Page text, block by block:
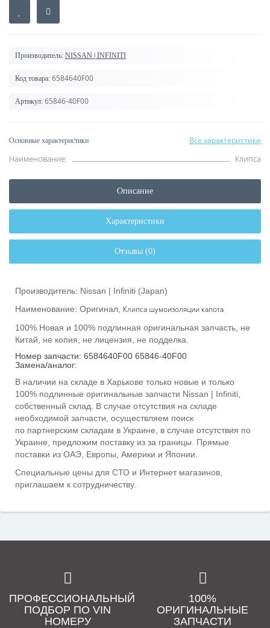
Производитель: NISSAN | INFINITI
Код товара: 6584640F00
Артикул: 65846-40F00
Основные характеристики Все характеристики
Наименование: Клипса
Описание
Характеристики
Отзывы (0)
Производитель: Nissan | Infiniti (Japan)
Наименование: Оригинал, Клипса шумоизоляции капота
100% Новая и 100% подлинная оригинальная запчасть, не
Китай, не копия, не лицензия, не подделка.
Номер запчасти: 6584640F00 65846-40F00
Замена/аналог:
В наличии на складе в Харькове только новые и только
100% подлинные оригинальные запчасти Nissan | Infiniti,
собственный склад. В случае отсутствия на складе
необходимой запчасти, осуществляем поиск
по партнерским складам в Украине, в случае отсутствия по
Украине, предложим поставку из за границы. Прямые
поставки из ОАЭ, Европы, Америки и Японии.
Специальные цены для СТО и Интернет магазинов,
приглашаем к сотрудничеству.
ПРОФЕССИОНАЛЬНЫЙ
ПОДБОР ПО VIN
НОМЕРУ
100%
ОРИГИНАЛЬНЫЕ
ЗАПЧАСТИ